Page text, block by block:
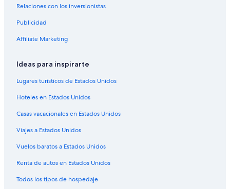
Relaciones con los inversionistas
Publicidad
Affiliate Marketing
Ideas para inspirarte
Lugares turísticos de Estados Unidos
Hoteles en Estados Unidos
Casas vacacionales en Estados Unidos
Viajes a Estados Unidos
Vuelos baratos a Estados Unidos
Renta de autos en Estados Unidos
Todos los tipos de hospedaje